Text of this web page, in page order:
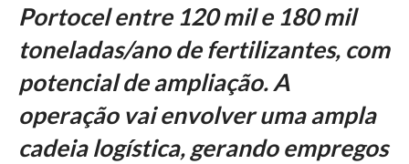
Portocel entre 120 mil e 180 mil
toneladas/ano de fertilizantes, com
potencial de ampliação. A
operação vai envolver uma ampla
cadeia logística, gerando empregos